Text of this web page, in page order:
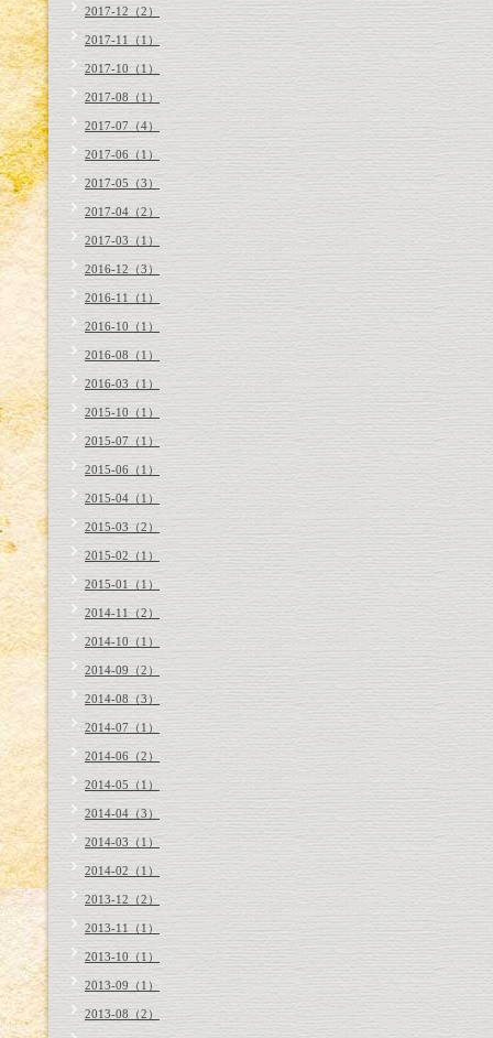
2017-12（2）
2017-11（1）
2017-10（1）
2017-08（1）
2017-07（4）
2017-06（1）
2017-05（3）
2017-04（2）
2017-03（1）
2016-12（3）
2016-11（1）
2016-10（1）
2016-08（1）
2016-03（1）
2015-10（1）
2015-07（1）
2015-06（1）
2015-04（1）
2015-03（2）
2015-02（1）
2015-01（1）
2014-11（2）
2014-10（1）
2014-09（2）
2014-08（3）
2014-07（1）
2014-06（2）
2014-05（1）
2014-04（3）
2014-03（1）
2014-02（1）
2013-12（2）
2013-11（1）
2013-10（1）
2013-09（1）
2013-08（2）